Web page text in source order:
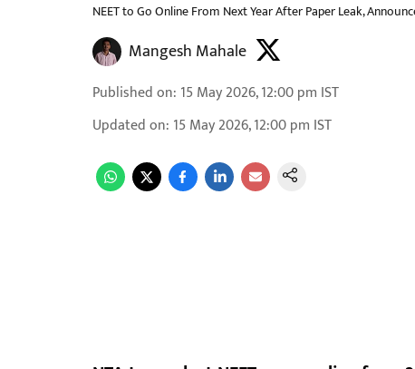
NEET to Go Online From Next Year After Paper Leak,
Mangesh Mahale
Published on: 15 May 2026, 12:00 pm IST
Updated on: 15 May 2026, 12:00 pm IST